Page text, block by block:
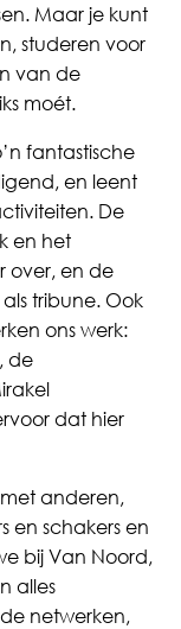
Maar je kunt
studeren voor
van de
moét.
fantastische
en leent
De
en het
over, en de
tribune. Ook
ons werk:
, de
dat hier
anderen,
en schakers en
bij Van Noord,
alles
netwerken,